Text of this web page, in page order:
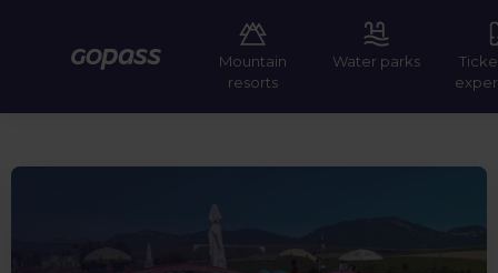
Gopass
Mountain
resorts
Water parks